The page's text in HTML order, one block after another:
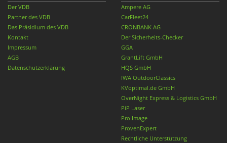
Der VDB
Partner des VDB
Das Präsidium des VDB
Kontakt
Impressum
AGB
Datenschutzerklärung
Ampere AG
CarFleet24
CRONBANK AG
Der Sicherheits-Checker
GGA
GrantLift GmbH
HQS GmbH
IWA OutdoorClassics
KVoptimal.de GmbH
OverNight Express & Logistics GmbH
PiP Laser
Pro Image
ProvenExpert
Rechtliche Unterstützung